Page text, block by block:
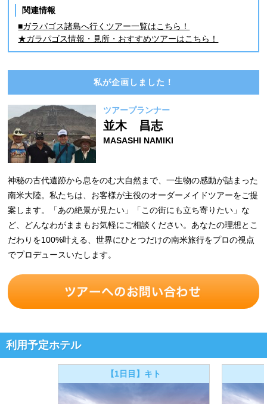
関連情報
■ガラパゴス諸島へ行くツアー一覧はこちら！
★ガラパゴス情報・見所・おすすめツアーはこちら！
私が企画しました！
ツアープランナー
並木 昌志
MASASHI NAMIKI
神秘の古代遺跡から息をのむ大自然まで、一生物の感動が詰まった
南米大陸。私たちは、お客様が主役のオーダーメイドツアーをご提
案します。「あの絶景が見たい」「この街にも立ち寄りたい」な
ど、どんなわがままもお気軽にご相談ください。あなたの理想とこ
だわりを100%叶える、世界にひとつだけの南米旅行をプロの視点
でプロデュースいたします。
利用予定ホテル
【1日目】キト